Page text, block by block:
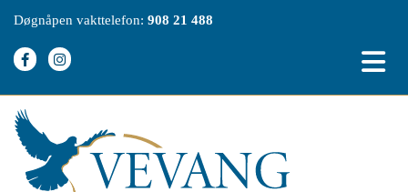
Døgnåpen vakttelefon: 908 21 488